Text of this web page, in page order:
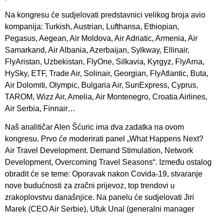
Na kongresu će sudjelovati predstavnici velikog broja avio
kompanija: Turkish, Austrian, Lufthansa, Ethiopian,
Pegasus, Aegean, Air Moldova, Air Adriatic, Armenia, Air
Samarkand, Air Albania, Azerbaijan, Sylkway, Ellinair,
FlyAristan, Uzbekistan, FlyOne, Silkavia, Kyrgyz, FlyArna,
HySky, ETF, Trade Air, Solinair, Georgian, FlyAtlantic, Buta,
Air Dolomiti, Olympic, Bulgaria Air, SunExpress, Cyprus,
TAROM, Wizz Air, Amelia, Air Montenegro, Croatia Airlines,
Air Serbia, Finnair…
Naš analitičar Alen Šćuric ima dva zadatka na ovom
kongresu. Prvo će moderirati panel „What Happens Next?
Air Travel Development. Demand Stimulation, Network
Development, Overcoming Travel Seasons“. Između ostalog
obradit će se teme: Oporavak nakon Covida-19, stvaranje
nove budućnosti za zračni prijevoz, top trendovi u
zrakoplovstvu današnjice. Na panelu će sudjelovati Jiri
Marek (CEO Air Serbie), Ufuk Unal (generalni manager